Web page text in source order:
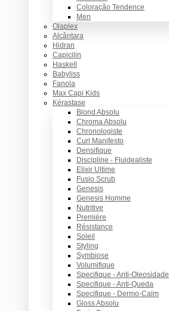
Coloração Tendence
Men
Olaplex
Alcântara
Hidran
Capicilin
Haskell
Babyliss
Fanola
Max Capi Kids
Kérastase
Blond Absolu
Chroma Absolu
Chronologiste
Curl Manifesto
Densifique
Discipline - Fluidealiste
Elixir Ultime
Fusio Scrub
Genesis
Genesis Homme
Nutritive
Première
Résistance
Soleil
Styling
Symbiose
Volumifique
Specifique - Anti-Oleosidade
Specifique - Anti-Queda
Specifique - Dermo-Calm
Gloss Absolu